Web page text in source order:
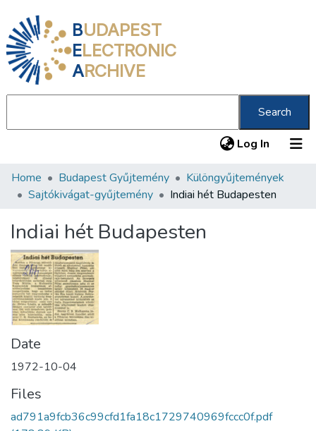
BUDAPEST
ELECTRONIC
ARCHIVE
Search
Log In (current)
Communities & Collections
Statistics
About us
Home Budapest Gyűjtemény
Különgyűjtemények
Sajtókivágat-gyűjtemény
Indiai hét Budapesten
Indiai hét Budapesten
Date
1972-10-04
Files
ad791a9fcb36c99cfd1fa18c1729740969fccc0f.pdf